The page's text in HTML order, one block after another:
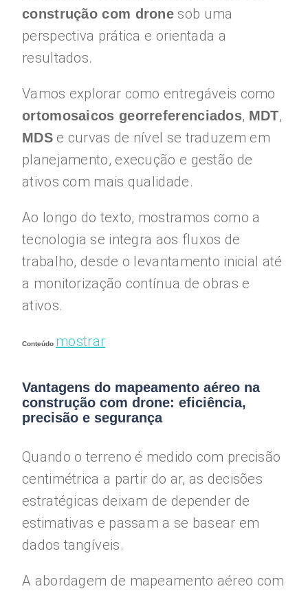
construção com drone sob uma
perspectiva prática e orientada a
resultados.
Vamos explorar como entregáveis como
ortomosaicos georreferenciados, MDT,
MDSe curvas de nível se traduzem em
planejamento, execução e gestão de
ativos com mais qualidade.
Ao longo do texto, mostramos como a
tecnologia se integra aos fluxos de
trabalho, desde o levantamento inicial até
a monitorização contínua de obras e
ativos.
Conteúdo mostrar
Vantagens do mapeamento aéreo na
construção com drone: eficiência,
precisão e segurança
Quando o terreno é medido com precisão
centimétrica a partir do ar, as decisões
estratégicas deixam de depender de
estimativas e passam a se basear em
dados tangíveis.
A abordagem de mapeamento aéreo com